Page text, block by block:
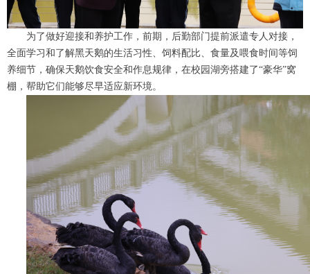
为了做好迎接和养护工作，前期，后勤部门提前派遣专人对接，
全面学习和了解黑天鹅的生活习性、饲料配比、食量及喂食时间等饲
养细节，确保天鹅饮食安全和作息规律，在校园湖旁搭建了“豪华”窝
棚，帮助它们能够尽早适应新环境。